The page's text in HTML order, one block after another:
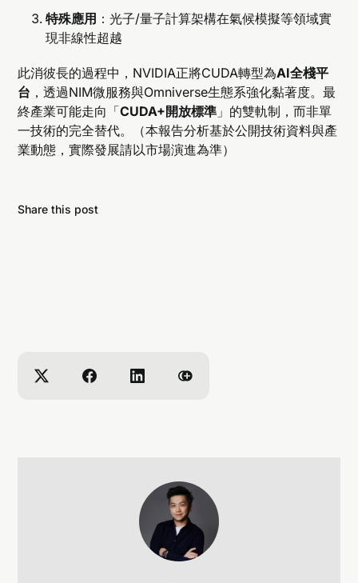
特殊應用 ：光子/量子計算架構在氣候模擬等領域實
現非線性超越
此消彼長的過程中，NVIDIA正將CUDA轉型為AI全棧平
台 ，透過NIM微服務與Omniverse生態系強化黏著度。最
終產業可能走向「CUDA+開放標準 」的雙軌制，而非單
一技術的完全替代。（本報告分析基於公開技術資料與產
業動態，實際發展請以市場演進為準）
Share this post